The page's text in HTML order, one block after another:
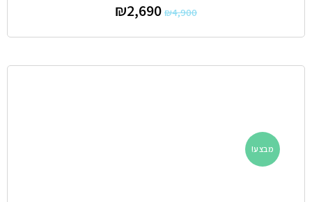
₪4,900
₪2,690
מבצע!